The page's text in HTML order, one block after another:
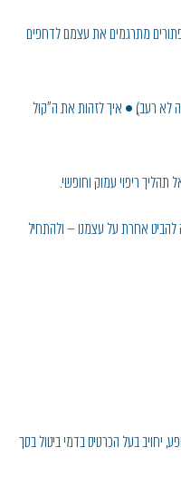
מתרגמים את עצמם לדחפים
רעב), • איך לזהות את ה”קול
ריפוי עמוק וחופשי.
להביט אחרת על עצמנו — ולהתחיל
48 שעות לפני המופע, יחויב בעל הכרטיס בדמי ביטול בסך